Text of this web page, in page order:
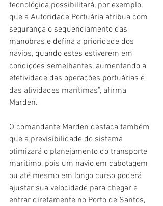
tecnológica possibilitará, por exemplo,
que a Autoridade Portuária atribua com
segurança o sequenciamento das
manobras e defina a prioridade dos
navios, quando estes estiverem em
condições semelhantes, aumentando a
efetividade das operações portuárias e
das atividades marítimas”, afirma
Marden.
O comandante Marden destaca também
que a previsibilidade do sistema
otimizará o planejamento do transporte
marítimo, pois um navio em cabotagem
ou até mesmo em longo curso poderá
ajustar sua velocidade para chegar e
entrar diretamente no Porto de Santos,